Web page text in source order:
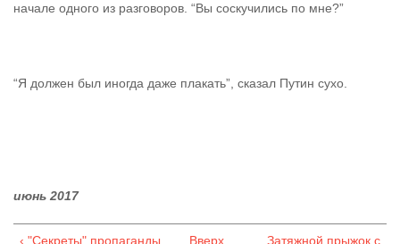
начале одного из разговоров. “Вы соскучились по мне?”
“Я должен был иногда даже плакать”, сказал Путин сухо.
июнь 2017
‹ "Секреты" пропаганды Вверх Затяжной прыжок с